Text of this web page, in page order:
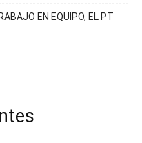
EN EQUIPO, EL PT